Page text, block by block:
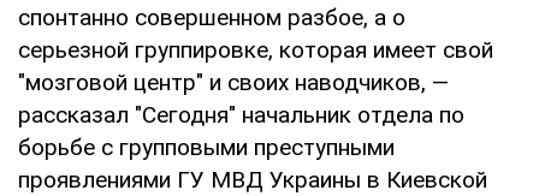
спонтанно совершенном разбое, а о
серьезной группировке, которая имеет свой
"мозговой центр" и своих наводчиков, —
рассказал "Сегодня" начальник отдела по
борьбе с групповыми преступными
проявлениями ГУ МВД Украины в Киевской